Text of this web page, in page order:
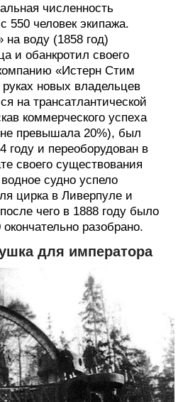
численность
человек экипажа.
на воду (1858 год)
и обанкротил своего
«Истерн Стим
новых владельцев
на трансатлантической
коммерческого успеха
не превышала 20%), был
году и переоборудован в
своего существования
судно успело
цирка в Ливерпуле и
чего в 1888 году было
разобрано.
для императора